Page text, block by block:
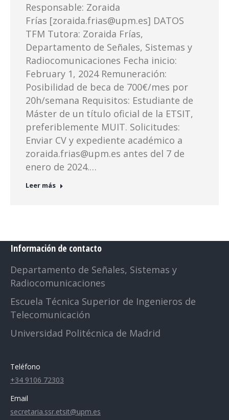
Responsable: Zoraida
Frías [zoraida.frias@upm.es] DATOS
TFM Tutora: Zoraida Frías,
Departamento de Señales, Sistemas y
Radiocomunicaciones Fecha inicio:
February 1, 2024 Remuneración:
Posibilidad de beca de 700€/mes por
20h/semana Requisitos: Estudiante de
Máster de un título oficial de la ETSIT,
preferiblemente MUIT. Solicitudes:
Enviar CV y expediente académico a
zoraida.frias@upm.es antes del 7 de
enero de 2024.…
Leer más
Información de contacto
Departamento de Señales, Sistemas y
Radiocomunicaciones
Escuela Técnica Superior de Ingenieros de
Telecomunicación
Universidad Politécnica de Madrid
Teléfono
+34 9106 72303
Email
secretaria.ssr.etsit@upm.es